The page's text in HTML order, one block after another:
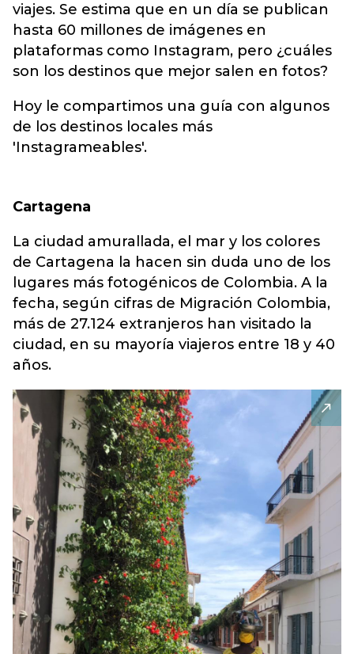
viajes. Se estima que en un día se publican
hasta 60 millones de imágenes en
plataformas como Instagram, pero ¿cuáles
son los destinos que mejor salen en fotos?
Hoy le compartimos una guía con algunos
de los destinos locales más
'Instagrameables'.
Cartagena
La ciudad amurallada, el mar y los colores
de Cartagena la hacen sin duda uno de los
lugares más fotogénicos de Colombia. A la
fecha, según cifras de Migración Colombia,
más de 27.124 extranjeros han visitado la
ciudad, en su mayoría viajeros entre 18 y 40
años.